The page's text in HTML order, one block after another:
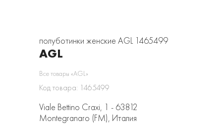
полуботинки женские AGL 1465499
AGL
Все товары «AGL»
Код товара: 1465499
Viale Bettino Craxi, 1 - 63812
Montegranaro (FM), Италия